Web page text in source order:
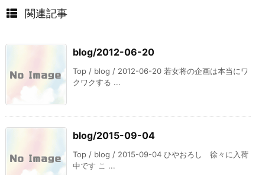
関連記事
blog/2012-06-20
Top / blog / 2012-06-20 若女将の企画は本当にワ
クワクする ...
blog/2015-09-04
Top / blog / 2015-09-04 ひやおろし 徐々に入荷
中です こ ...